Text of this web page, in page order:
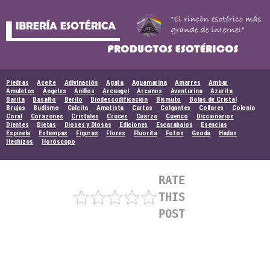
Piedras Aceite Adivinación Agata Aguamarina Amarres
Ambar
Amuletos
Ángeles Anillos Arcangel Arcanos Aventurina
Azurita
Barita
Basalto Berilo Biodescodificación Bismuto
Bolas de Cristal
Brujas
Budismo Calcita Amatista Cartas Colgantes Collares
Colonia
Coral
Corazones Cristales Cruces Cuarzo Cuenco
Diccionarios
Dientes
Dietas Dioses y Diosas Ediciones Escarabajos
Esencias
Espinela
Estampas Figuras Flores Fluorita Fotos Geoda
Hadas
Hechizos
Horóscopo
RATE
THIS
POST